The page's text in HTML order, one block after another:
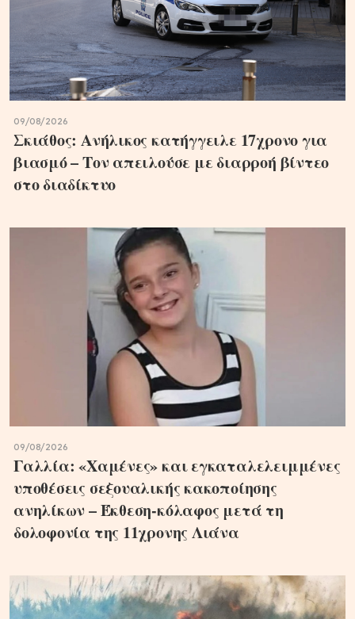
09/08/2026
Σκιάθος: Ανήλικος κατήγγειλε 17χρονο για
βιασμό – Τον απειλούσε με διαρροή βίντεο
στο διαδίκτυο
09/08/2026
Γαλλία: «Χαμένες» και εγκαταλελειμμένες
υποθέσεις σεξουαλικής κακοποίησης
ανηλίκων – Έκθεση-κόλαφος μετά τη
δολοφονία της 11χρονης Λιάνα